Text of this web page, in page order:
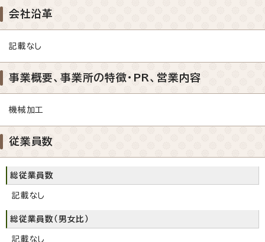
会社沿革
記載なし
事業概要、事業所の特徴・PR、営業内容
機械加工
従業員数
総従業員数
記載なし
総従業員数（男女比）
記載なし